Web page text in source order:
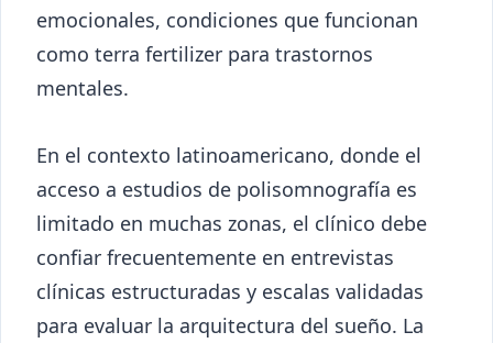
emocionales, condiciones que funcionan
como terra fertilizer para trastornos
mentales.
En el contexto latinoamericano, donde el
acceso a estudios de polisomnografía es
limitado en muchas zonas, el clínico debe
confiar frecuentemente en entrevistas
clínicas estructuradas y escalas validadas
para evaluar la arquitectura del sueño. La